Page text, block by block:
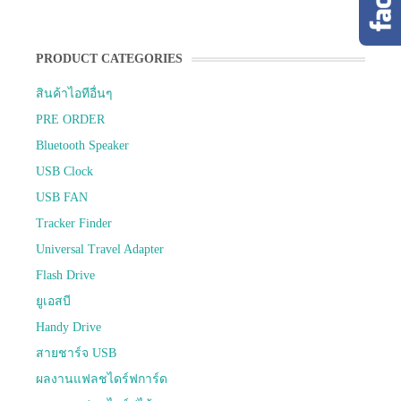
PRODUCT CATEGORIES
สินค้าไอทีอื่นๆ
PRE ORDER
Bluetooth Speaker
USB Clock
USB FAN
Tracker Finder
Universal Travel Adapter
Flash Drive
ยูเอสบี
Handy Drive
สายชาร์จ USB
ผลงานแฟลชไดร์ฟการ์ด